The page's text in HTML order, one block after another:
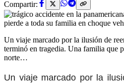
Compartir:
Un viaje marcado por la ilusión de
terminó en tragedia. Una familia que
norte…
Un viaje marcado por la